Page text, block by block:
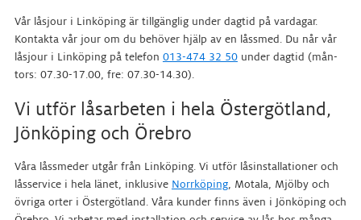
Vår låsjour i Linköping är tillgänglig under dagtid på vardagar.
Kontakta vår jour om du behöver hjälp av en låssmed. Du når vår
låsjour i Linköping på telefon 013-474 32 50under dagtid (mån-
tors: 07.30-17.00, fre: 07.30-14.30).
Vi utför låsarbeten i hela Östergötland,
Jönköping och Örebro
Våra låssmeder utgår från Linköping. Vi utför låsinstallationer och
låsservice i hela länet, inklusive Norrköping, Motala, Mjölby och
övriga orter i Östergötland. Våra kunder finns även i Jönköping och